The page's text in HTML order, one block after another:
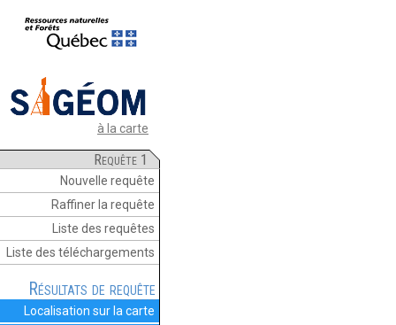
à la carte
Requête 1
Nouvelle requête
Raffiner la requête
Liste des requêtes
Liste des téléchargements
Résultats de requête
Localisation sur la carte